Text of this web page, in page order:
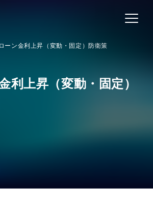
ーン金利上昇（変動・固定）防衛策
利上昇（変動・固定）